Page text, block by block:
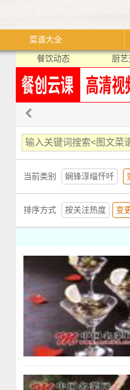
菜谱大全
餐饮动态
厨
当前类别 娴锋淳缁忓吀
排序方式 按关注热度 变